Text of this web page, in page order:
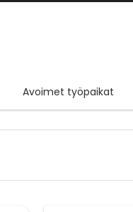
Avoimet työpaikat